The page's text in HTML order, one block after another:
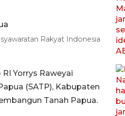
Rakyat Indonesia
Yorrys Raweyai
(SATP), Kabupaten
Tanah Papua.